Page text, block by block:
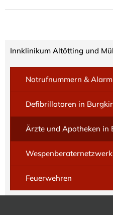
Innklinikum Altötting und
Notrufnummern &
Defibrillatoren in
Ärzte und Apotheken in
Wespenberaternetzwerk
Feuerwehren